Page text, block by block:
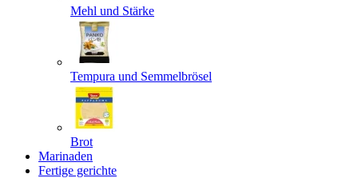
Mehl und Stärke
Tempura und Semmelbrösel
Brot
Marinaden
Fertige gerichte